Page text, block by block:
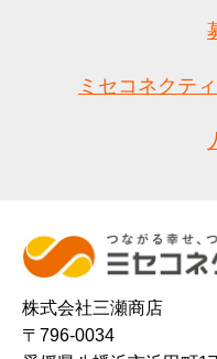
ミセコネクテ
株式会社三瀬商店
〒796-0034